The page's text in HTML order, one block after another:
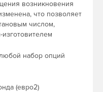
возникновения
что позволяет
числом,
набор опций
(евро2)